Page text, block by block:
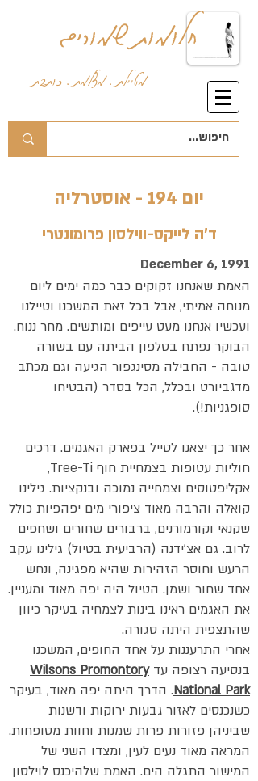
חלומות שמורים
מטיילת . מצלמת . כותבת
יום 194 - אוסטרליה
ד'ה לייקס-ווילסון פרומונטרי
December 6, 1991
האמת שאנחנו זקוקים כבר כמה ימים ליום
מנוחה אמיתי, אבל בכל זאת המשכנו וטיילנו
ועכשיו אנחנו מעט עייפים ומותשים. מחר ננוח.
הבוקר נפתח בטלפון הביתה עם בשורה
טובה - החבילה מסינגפור הגיעה וגם מכתב
מדגביורט ובכלל, הכל בסדר (הבטיחו
סופגניות!).
אחר כך יצאנו לטייל בפארק האגמים. דרכים
חוליות עטופות בצמחיית חוף Tree-Ti,
אקליפטוסים וצמחייה נמוכה ובנקציות. גילינו
קואלה והרבה מאוד ציפורי מים יפהפיות כולל
שקנאי וקורמורנים, ברבורים שחורים ושחפים
לרוב. גם אצ'ידנה (הרביעית בטיול) גילינו עקב
הרעש וחוסר הזהירות שהיא מפגינה, ונחש
אחד שחור ושמן. הטיול היה יפה מאוד ומעניין.
את האגמים ראינו בינות לצמחיה בעיקר כיוון
שהתצפית היתה סגורה.
אחרי התרעננות על אחד החופים, המשכנו
בנסיעה רצופה עדWilsons Promontory
National Park. הדרך היתה יפה מאוד, בעיקר
כשנכנסים לאזור גבעות ירוקות ודשנות
שביניהן פזורות פרות שמנות וחוות מטופחות.
המראה מאוד נעים לעין, ומצדו השני של
המישור התגלה הים. האמת שלהיכנס לוילסון